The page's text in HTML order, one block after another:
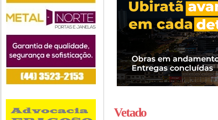
Vetado